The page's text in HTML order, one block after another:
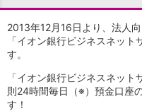
預金
円預金TOP
普通預金
定期預金
積立式定期預金
外貨預金TOP
外貨普通預金
2013年12月16日より、法人
「イオン銀行ビジネスネッ
す。
「イオン銀行ビジネスネッ
則24時間毎日（※）預金口座
す！